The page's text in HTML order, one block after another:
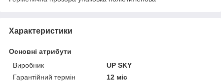
Характеристики
Основні атрибути
Виробник
UP SKY
Гарантійний термін
12 міс